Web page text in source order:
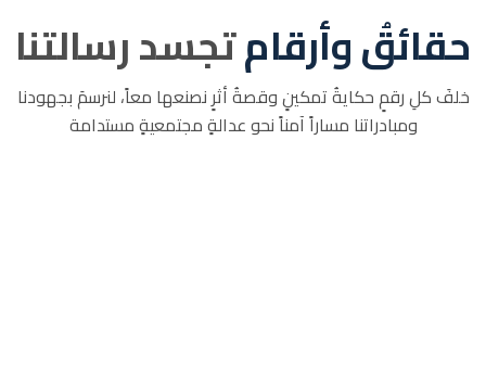
حقائقُ وأرقامتجسد رسالتنا
خلفَ كلِ رقمٍ حكايةُ تمكينٍ وقصةُ أثرٍ نصنعها معاً، لنرسمَ بجهودنا
ومبادراتنا مساراً آمناً نحو عدالةٍ مجتمعيةٍ مستدامة